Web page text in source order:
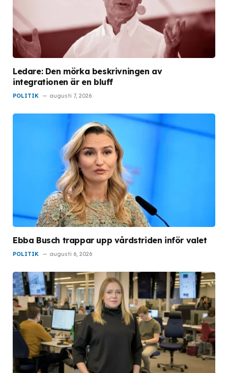
Ledare: Den mörka beskrivningen av
integrationen är en bluff
POLITIK augusti 7, 2026
Ebba Busch trappar upp vårdstriden inför valet
POLITIK augusti 6, 2026